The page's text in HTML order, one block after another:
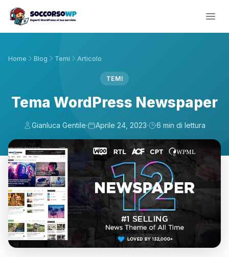
Home Blog Temi Articolo
TEMI
Tema WordPress Newspaper
Gianluca Gentile· Aprile 24, 2023· 6 min di lettura